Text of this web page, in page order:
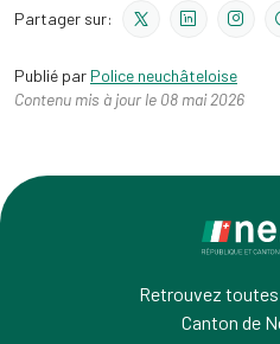
Partager sur:
Publié par Police neuchâteloise
Contenu mis à jour le 08 mai 2026
Retrouvez
Canton de